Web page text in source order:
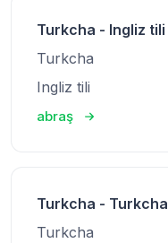
Turkcha - Ingliz tili
Turkcha
Ingliz tili
abraş
Turkcha - Turkcha
Turkcha